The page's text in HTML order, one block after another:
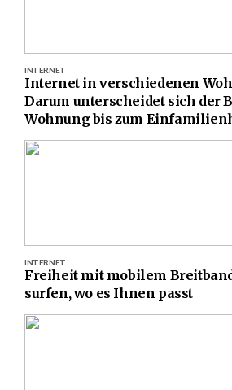
Internet in verschiedenen
Darum unterscheidet sich der
Wohnung bis zum
INTERNET
Freiheit mit mobilem
surfen, wo es Ihnen passt
INTERNET